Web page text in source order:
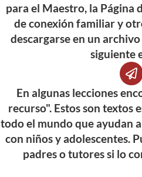
para el Maestro, la Página
de conexión familiar y
descargarse en un
siguiente
En algunas lecciones
recurso". Estos son textos
todo el mundo que ayudan
con niños y adolescentes.
padres o tutores si lo